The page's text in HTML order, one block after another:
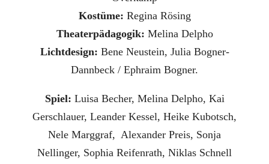
Kostüme: Regina Rösing
Theaterpädagogik: Melina Delpho
Lichtdesign: Bene Neustein, Julia Bogner-
Dannbeck / Ephraim Bogner.
Spiel: Luisa Becher, Melina Delpho, Kai
Gerschlauer, Leander Kessel, Heike Kubotsch,
Nele Marggraf, Alexander Preis, Sonja
Nellinger, Sophia Reifenrath, Niklas Schnell